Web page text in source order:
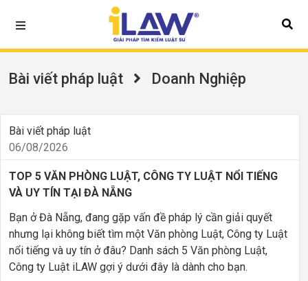
Bài viết pháp luật Doanh Nghiệp
Bài viết pháp luật
06/08/2026
TOP 5 VĂN PHÒNG LUẬT, CÔNG TY LUẬT NỔI TIẾNG
VÀ UY TÍN TẠI ĐÀ NẴNG
Bạn ở Đà Nẵng, đang gặp vấn đề pháp lý cần giải quyết
nhưng lại không biết tìm một Văn phòng Luật, Công ty Luật
nổi tiếng và uy tín ở đâu? Danh sách 5 Văn phòng Luật,
Công ty Luật iLAW gợi ý dưới đây là dành cho bạn.